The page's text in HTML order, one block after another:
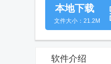
本地下载
文件大小：21.2M
软件介绍